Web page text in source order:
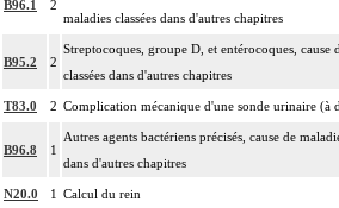
B96.1
2
maladies classées dans d'autres chapitres
B95.2 2
Streptocoques, groupe D, et entérocoques, cause
classées dans d'autres chapitres
T83.0 2 Complication mécanique d'une sonde urinaire (à
B96.8 1
Autres agents bactériens précisés, cause de
dans d'autres chapitres
N20.0 1 Calcul du rein